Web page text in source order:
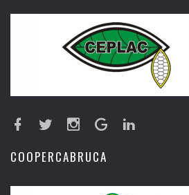
COOPERCABRUCA